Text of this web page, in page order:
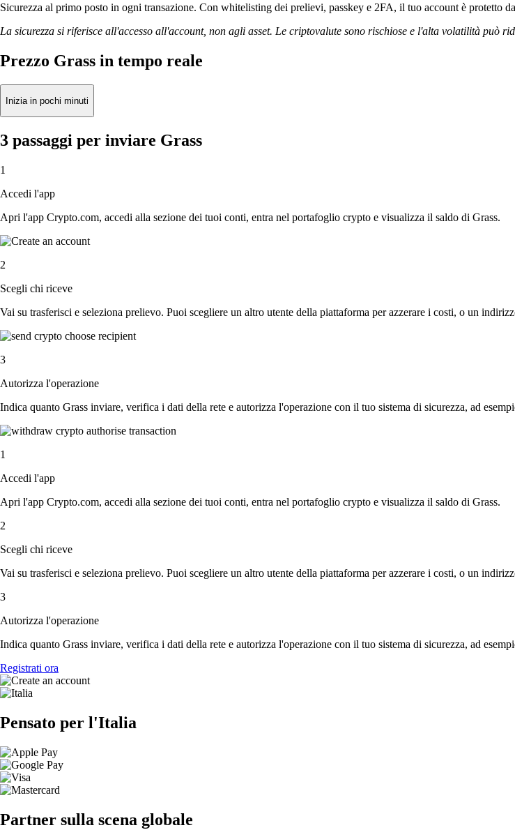
Sicurezza al primo posto in ogni transazione. Con whitelisting dei prelievi, passkey e 2FA, il tuo account è protetto
La sicurezza si riferisce all'accesso all'account, non agli asset. Le criptovalute sono rischiose e l'alta volatilità può
Prezzo Grass in tempo reale
Inizia in pochi minuti
3 passaggi per inviare Grass
1
Accedi l'app
Apri l'app Crypto.com, accedi alla sezione dei tuoi conti, entra nel portafoglio crypto e visualizza il saldo di Grass.
2
Scegli chi riceve
Vai su trasferisci e seleziona prelievo. Puoi scegliere un altro utente della piattaforma per azzerare i costi, o un
3
Autorizza l'operazione
Indica quanto Grass inviare, verifica i dati della rete e autorizza l'operazione con il tuo sistema di sicurezza, ad
1
Accedi l'app
Apri l'app Crypto.com, accedi alla sezione dei tuoi conti, entra nel portafoglio crypto e visualizza il saldo di Grass.
2
Scegli chi riceve
Vai su trasferisci e seleziona prelievo. Puoi scegliere un altro utente della piattaforma per azzerare i costi, o un
3
Autorizza l'operazione
Indica quanto Grass inviare, verifica i dati della rete e autorizza l'operazione con il tuo sistema di sicurezza, ad
Registrati ora
Pensato per l'Italia
Partner sulla scena globale